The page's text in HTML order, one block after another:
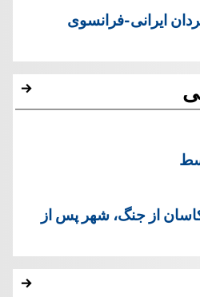
ایرانی-فرانسوی
از جنگ، شهر پس از